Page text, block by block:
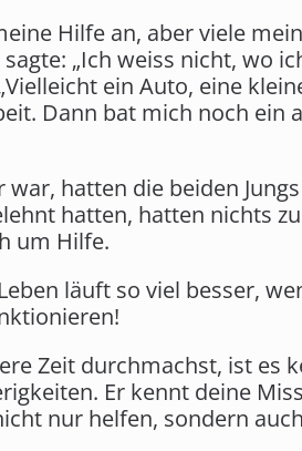
Hilfe an, aber viele
„Ich weiss nicht, wo
ein Auto, eine
Dann bat mich noch ein
hatten die beiden
hatten, hatten nichts
um Hilfe.
läuft so viel besser,
Zeit durchmachst, ist es
Er kennt deine
nur helfen, sondern